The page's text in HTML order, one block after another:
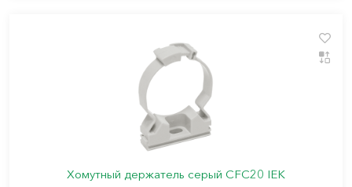
Хомутный держатель серый CFC20 IEK